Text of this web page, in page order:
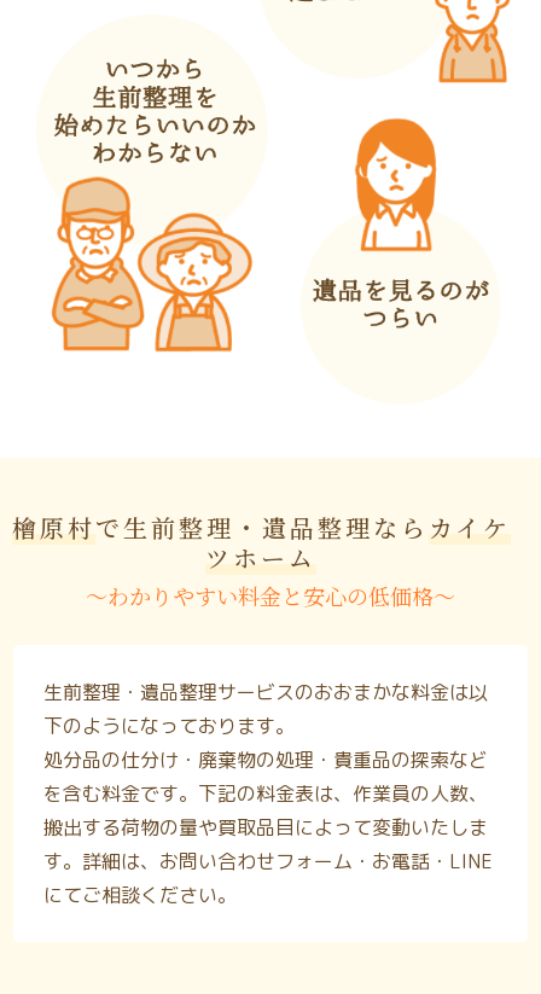
檜原村で生前整理・遺品整理なら カイケ
ツホーム
〜わかりやすい料金と安心の低価格〜
生前整理・遺品整理サービスのおおまかな料金は以
下のようになっております。
処分品の仕分け・廃棄物の処理・貴重品の探索など
を含む料金です。下記の料金表は、作業員の人数、
搬出する荷物の量や買取品目によって変動いたしま
す。詳細は、お問い合わせフォーム・お電話・LINE
にてご相談ください。